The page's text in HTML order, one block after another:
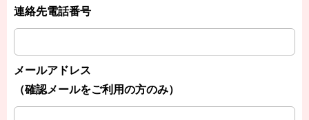
連絡先電話番号
メールアドレス
（確認メールをご利用の方のみ）